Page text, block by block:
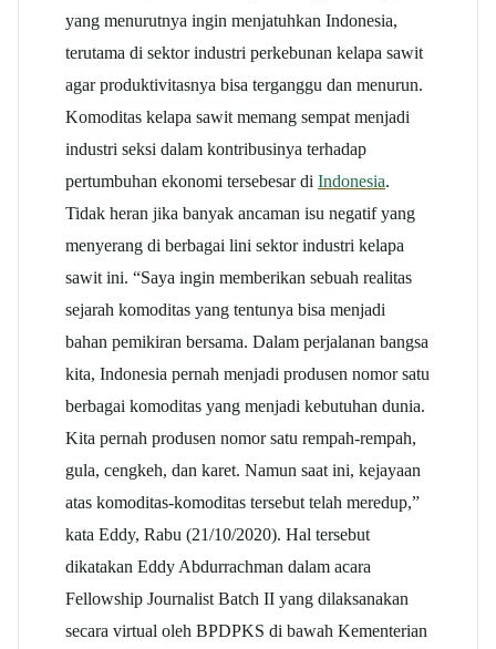
yang menurutnya ingin menjatuhkan Indonesia,
terutama di sektor industri perkebunan kelapa sawit
agar produktivitasnya bisa terganggu dan menurun.
Komoditas kelapa sawit memang sempat menjadi
industri seksi dalam kontribusinya terhadap
pertumbuhan ekonomi tersebesar di Indonesia.
Tidak heran jika banyak ancaman isu negatif yang
menyerang di berbagai lini sektor industri kelapa
sawit ini. “Saya ingin memberikan sebuah realitas
sejarah komoditas yang tentunya bisa menjadi
bahan pemikiran bersama. Dalam perjalanan bangsa
kita, Indonesia pernah menjadi produsen nomor satu
berbagai komoditas yang menjadi kebutuhan dunia.
Kita pernah produsen nomor satu rempah-rempah,
gula, cengkeh, dan karet. Namun saat ini, kejayaan
atas komoditas-komoditas tersebut telah meredup,”
kata Eddy, Rabu (21/10/2020). Hal tersebut
dikatakan Eddy Abdurrachman dalam acara
Fellowship Journalist Batch II yang dilaksanakan
secara virtual oleh BPDPKS di bawah Kementerian